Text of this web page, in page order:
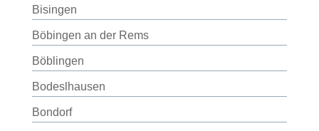
Bisingen
Böbingen an der Rems
Böblingen
Bodeslhausen
Bondorf